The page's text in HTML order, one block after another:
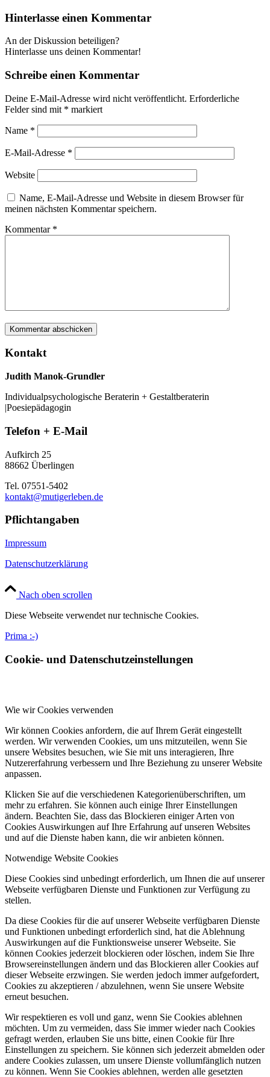
Hinterlasse einen Kommentar
An der Diskussion beteiligen?
Hinterlasse uns deinen Kommentar!
Schreibe einen Kommentar
Deine E-Mail-Adresse wird nicht veröffentlicht. Erforderliche
Felder sind mit * markiert
Name *
E-Mail-Adresse *
Website
Name, E-Mail-Adresse und Website in diesem Browser für
meinen nächsten Kommentar speichern.
Kommentar *
Kontakt
Judith Manok-Grundler
Individualpsychologische Beraterin + Gestaltberaterin
|Poesiepädagogin
Telefon + E-Mail
Aufkirch 25
88662 Überlingen
Tel. 07551-5402
kontakt@mutigerleben.de
Pflichtangaben
Impressum
Datenschutzerklärung
Nach oben scrollen
Diese Webseite verwendet nur technische Cookies.
Prima :-)
Cookie- und Datenschutzeinstellungen
Wie wir Cookies verwenden
Wir können Cookies anfordern, die auf Ihrem Gerät eingestellt
werden. Wir verwenden Cookies, um uns mitzuteilen, wenn Sie
unsere Websites besuchen, wie Sie mit uns interagieren, Ihre
Nutzererfahrung verbessern und Ihre Beziehung zu unserer Website
anpassen.
Klicken Sie auf die verschiedenen Kategorienüberschriften, um
mehr zu erfahren. Sie können auch einige Ihrer Einstellungen
ändern. Beachten Sie, dass das Blockieren einiger Arten von
Cookies Auswirkungen auf Ihre Erfahrung auf unseren Websites
und auf die Dienste haben kann, die wir anbieten können.
Notwendige Website Cookies
Diese Cookies sind unbedingt erforderlich, um Ihnen die auf unserer
Webseite verfügbaren Dienste und Funktionen zur Verfügung zu
stellen.
Da diese Cookies für die auf unserer Webseite verfügbaren Dienste
und Funktionen unbedingt erforderlich sind, hat die Ablehnung
Auswirkungen auf die Funktionsweise unserer Webseite. Sie
können Cookies jederzeit blockieren oder löschen, indem Sie Ihre
Browsereinstellungen ändern und das Blockieren aller Cookies auf
dieser Webseite erzwingen. Sie werden jedoch immer aufgefordert,
Cookies zu akzeptieren / abzulehnen, wenn Sie unsere Website
erneut besuchen.
Wir respektieren es voll und ganz, wenn Sie Cookies ablehnen
möchten. Um zu vermeiden, dass Sie immer wieder nach Cookies
gefragt werden, erlauben Sie uns bitte, einen Cookie für Ihre
Einstellungen zu speichern. Sie können sich jederzeit abmelden oder
andere Cookies zulassen, um unsere Dienste vollumfänglich nutzen
zu können. Wenn Sie Cookies ablehnen, werden alle gesetzten